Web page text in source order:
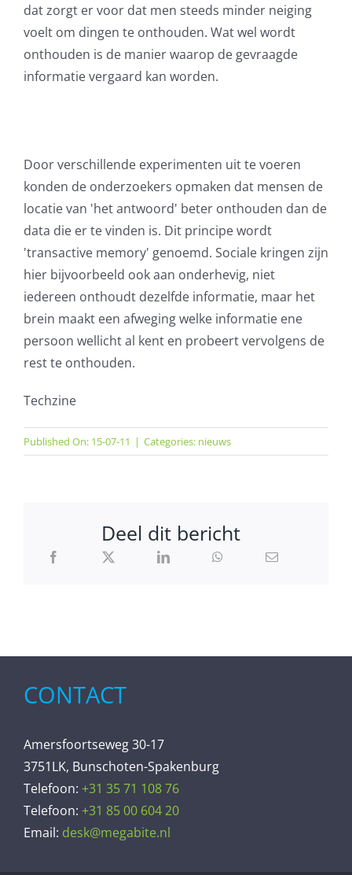
SLA overeenkomsten
Remote Help
dat zorgt er voor dat men steeds minder neiging
voelt om dingen te onthouden. Wat wel wordt
onthouden is de manier waarop de gevraagde
informatie vergaard kan worden.
Door verschillende experimenten uit te voeren
konden de onderzoekers opmaken dat mensen de
locatie van 'het antwoord' beter onthouden dan de
data die er te vinden is. Dit principe wordt
'transactive memory' genoemd. Sociale kringen zijn
hier bijvoorbeeld ook aan onderhevig, niet
iedereen onthoudt dezelfde informatie, maar het
brein maakt een afweging welke informatie ene
persoon wellicht al kent en probeert vervolgens de
rest te onthouden.
Techzine
Published On: 15-07-11 | Categories: nieuws
Deel dit bericht
CONTACT
Amersfoortseweg 30-17
3751LK, Bunschoten-Spakenburg
Telefoon: +31 35 71 108 76
Telefoon: +31 85 00 604 20
Email: desk@megabite.nl